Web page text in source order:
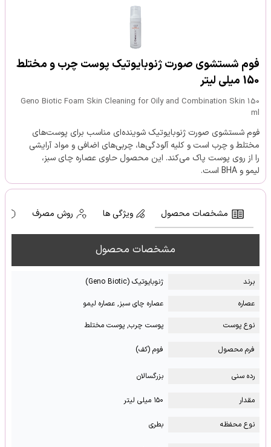
فوم شستشوی صورت ژنوبایوتیک پوست چرب و مختلط
150 میلی لیتر
Geno Biotic Foam Skin Cleaning for Oily and Combination Skin 150
ml
فوم شستشوی صورت ژنوبایوتیک شوینده‌ای مناسب برای پوست‌های
مختلط و چرب است و کلیه آلودگی‌ها، چربی‌های اضافی و مواد آرایشی
را از روی پوست پاک می‌کند. این محصول حاوی عصاره چای سبز،
لیمو و BHA است.
مشخصات محصول ویژگی ها روش مصرف
مشخصات محصول
برند
ژنوبایوتیک (Geno Biotic)
عصاره
عصاره چای سبز, عصاره لیمو
نوع پوست
پوست چرب, پوست مختلط
فرم محصول فوم (کف)
رده سنی بزرگسالان
مقدار ۱۵۰ میلی لیتر
نوع محفظه بطری